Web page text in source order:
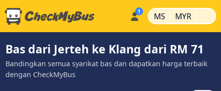
MS | MYR |
Bas dari Jerteh ke Klang dari RM 71
Bandingkan semua syarikat bas dan dapatkan harga terbaik
dengan CheckMyBus